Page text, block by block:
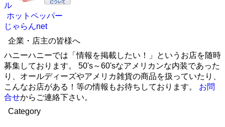
ル
ホットペッパー
じゃらんnet
企業・店主の皆様へ
ハニーハニーでは「情報を掲載したい！」というお店を随時
募集しております。 50's～60'sなアメリカンな内装であった
り、オールディーズやアメリカ雑貨の商品を扱っていたり、
こんなお店がある！等の情報もお待ちしております。 お問
合せからご連絡下さい。
Category